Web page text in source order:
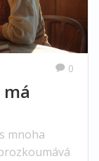
0
mnoha